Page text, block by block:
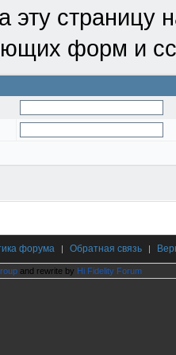
эту
форм и
форума | Обратная связь |
and rewrite by Hi Fidelity Forum